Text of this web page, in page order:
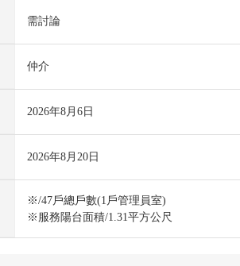
需討論
仲介
2026年8月6日
2026年8月20日
※/47戶總戶數(1戶管理員室)
※服務陽台面積/1.31平方公尺